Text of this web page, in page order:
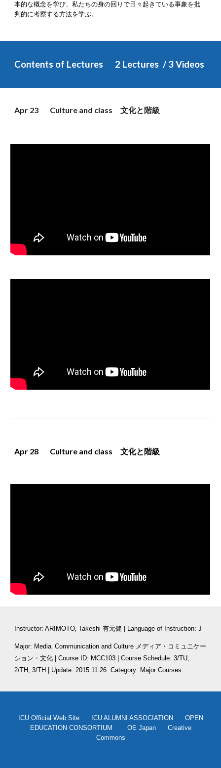
本的な概念を学び、私たちの身の回りで日々起きている事象を批
判的に考察する方法を学ぶ。
Contents of Lectures 2 Lectures  / 3 Videos
Apr 23 Culture and class　文化と階級
Apr 28 Culture and class　文化と階級
Instructor: ARIMOTO‚ Takeshi 有元健 | Language of Instruction: J
Major: Media‚ Communication and Culture メディア・コミュニケー
ション・文化 | Course ID: MCC103 | Course Schedule: 3/TU,
2/TH, 3/TH | Update: 2015.11.26
  Category: Major Courses
ICU Official Web Site ICU ALUMNI ASSOCIATION
OPEN
EDUCATION CONSORTIUM
OE Japan
Creative
Commons